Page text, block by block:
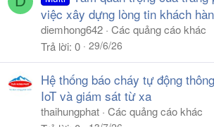
việc xây dựng lòng tin khách
diemhong642 Các quảng cáo khác
Trả lời 0 29/6/26
Hệ thống báo cháy tự động
IoT và giám sát từ xa
thaihungphat Các quảng cáo khác